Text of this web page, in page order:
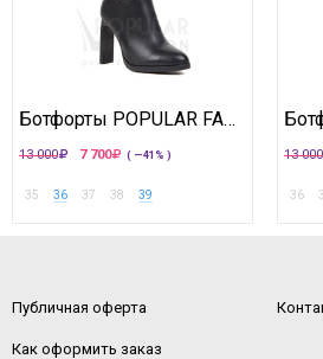
Ботфорты POPULAR FASHION
13 000 7 700 ( —41% )
35 36 37 38 39
13 000
36
Публичная оферта
Как оформить заказ